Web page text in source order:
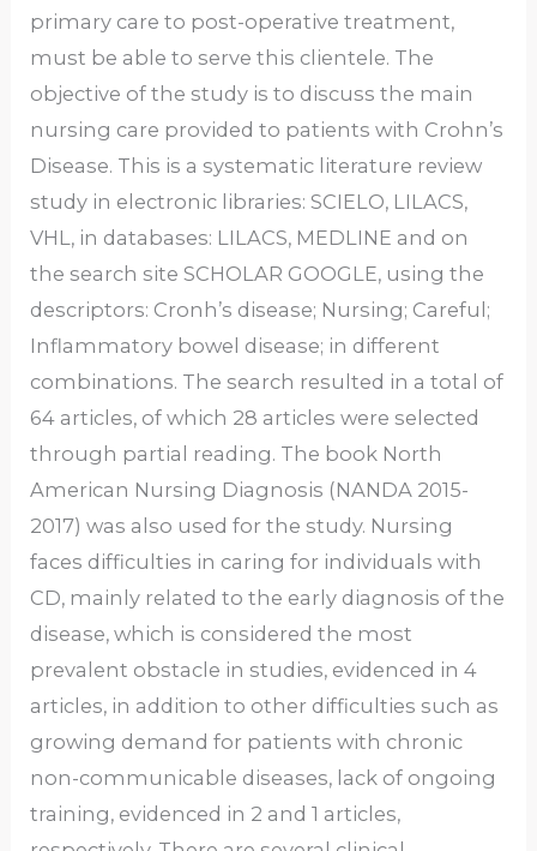
primary care to post-operative treatment,
must be able to serve this clientele. The
objective of the study is to discuss the main
nursing care provided to patients with Crohn’s
Disease. This is a systematic literature review
study in electronic libraries: SCIELO, LILACS,
VHL, in databases: LILACS, MEDLINE and on
the search site SCHOLAR GOOGLE, using the
descriptors: Cronh’s disease; Nursing; Careful;
Inflammatory bowel disease; in different
combinations. The search resulted in a total of
64 articles, of which 28 articles were selected
through partial reading. The book North
American Nursing Diagnosis (NANDA 2015-
2017) was also used for the study. Nursing
faces difficulties in caring for individuals with
CD, mainly related to the early diagnosis of the
disease, which is considered the most
prevalent obstacle in studies, evidenced in 4
articles, in addition to other difficulties such as
growing demand for patients with chronic
non-communicable diseases, lack of ongoing
training, evidenced in 2 and 1 articles,